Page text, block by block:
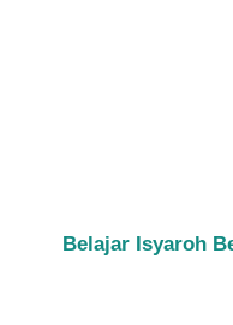
Belajar Isyaroh